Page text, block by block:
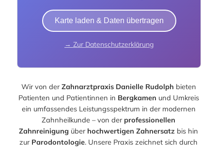
Karte laden & Daten übertragen
→ Zur Datenschutzerklärung
Wir von derZahnarztpraxis Danielle Rudolph bieten
Patienten und Patientinnen in Bergkamen und Umkreis
ein umfassendes Leistungsspektrum in der modernen
Zahnheilkunde – von der professionellen
Zahnreinigung über hochwertigen Zahnersatz bis hin
zurParodontologie. Unsere Praxis zeichnet sich durch